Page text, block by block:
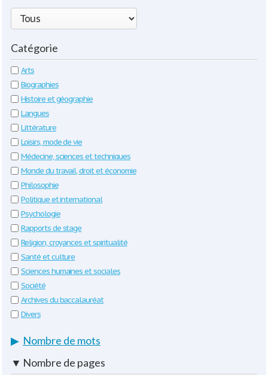
Catégorie
Arts
Biographies
Histoire et géographie
Langues
Littérature
Loisirs, mode de vie
Médecine, sciences et techniques
Monde du travail, droit et économie
Philosophie
Politique et international
Psychologie
Rapports de stage
Religion, croyances et spiritualité
Santé et culture
Sciences humaines et sociales
Société
Archives du baccalauréat
Divers
▶ Nombre de mots
▼ Nombre de pages